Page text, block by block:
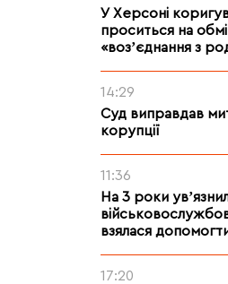
У Херсоні
проситься на
«возʼєднання з
14:29
Суд виправдав
корупції
11:36
На 3 роки
взялася
17:20